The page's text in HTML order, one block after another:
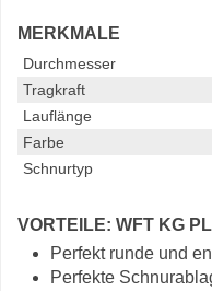
MERKMALE
Durchmesser
Tragkraft
Lauflänge
Farbe
Schnurtyp
VORTEILE: WFT KG
Perfekt runde und
Perfekte